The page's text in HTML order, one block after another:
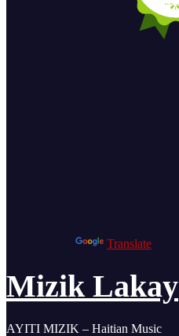
Translate
Mizik Lakay
AYITI MIZIK – Haitian Music